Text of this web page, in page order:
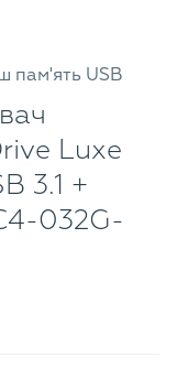
пам'ять USB
Luxe
3.1 +
032G-